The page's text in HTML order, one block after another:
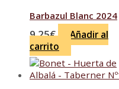
Barbazul Blanc 2024
9.25€
Añadir al
carrito